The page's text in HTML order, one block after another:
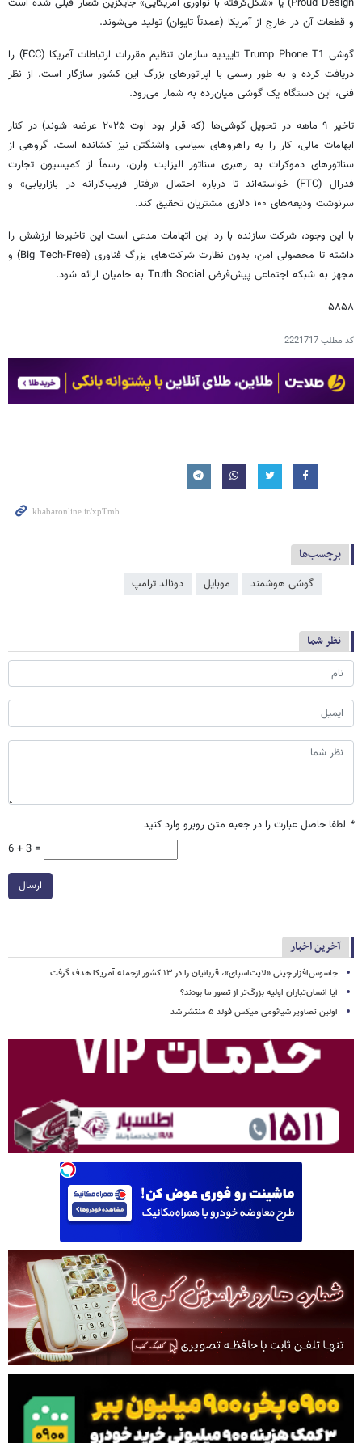
و قطعات آن در خارج از آمریکا (عمدتاً تایوان) تولید می‌شوند.
گوشی Trump Phone T1 تاییدیه سازمان تنظیم مقررات ارتباطات آمریکا (FCC) را
دریافت کرده و به طور رسمی با اپراتورهای بزرگ این کشور سازگار است. از نظر
فنی، این دستگاه یک گوشی میان‌رده به شمار می‌رود.
تاخیر ۹ ماهه در تحویل گوشی‌ها (که قرار بود اوت ۲۰۲۵ عرضه شوند) در کنار
ابهامات مالی، کار را به راهروهای سیاسی واشنگتن نیز کشانده است. گروهی از
سناتورهای دموکرات به رهبری سناتور الیزابت وارن، رسماً از کمیسیون تجارت
فدرال (FTC) خواسته‌اند تا درباره احتمال «رفتار فریب‌کارانه در بازاریابی» و
سرنوشت ودیعه‌های ۱۰۰ دلاری مشتریان تحقیق کند.
با این وجود، شرکت سازنده با رد این اتهامات مدعی است این تاخیرها ارزشش را
داشته تا محصولی امن، بدون نظارت شرکت‌های بزرگ فناوری (Big Tech-Free) و
مجهز به شبکه اجتماعی پیش‌فرض Truth Social به حامیان ارائه شود.
۵۸۵۸
کد مطلب2221717
برچسب‌ها
گوشی هوشمند موبایل دونالد ترامپ
نظر شما
* لطفا حاصل عبارت را در جعبه متن روبرو وارد کنید
6 + 3 =
ارسال
آخرین اخبار
جاسوس‌افزار چینی «لایت‌اسپای»، قربانیان را در ۱۳ کشور ازجمله آمریکا هدف گرفت
آیا انسان‌تباران اولیه بزرگ‌تر از تصور ما بودند؟
اولین تصاویر شیائومی میکس فولد ۵ منتشر شد